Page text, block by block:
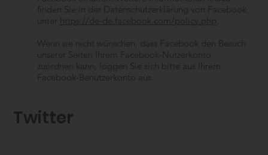
finden Sie in der Datenschutzerklärung von Facebook
unter
https://de-de.facebook.com/policy.php
Wenn sie nicht wünschen, dass Facebook den Besuch
unserer Seiten Ihrem Facebook-Nutzerkonto
zuordnen kann, loggen Sie sich bitte aus Ihrem
Facebook-Benutzerkonto aus.
Twitter